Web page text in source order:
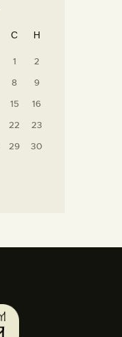
С Н
1
2
8
9
15
16
22
23
29
30